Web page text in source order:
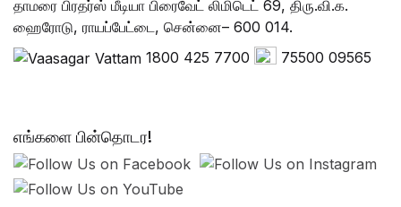
தாமரை பிரதர்ஸ் மீடியா பிரைவேட் லிமிடெட் 69, திரு.வி.க.
ஹைரோடு, ராயப்பேட்டை, சென்னை– 600 014.
1800 425 7700
75500 09565
எங்களை பின்தொடர!